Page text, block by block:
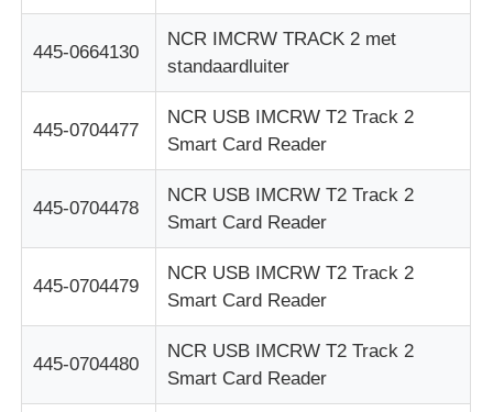
445-0664130
NCR IMCRW TRACK 2 met
standaardluiter
445-0704477
NCR USB IMCRW T2 Track 2
Smart Card Reader
445-0704478
NCR USB IMCRW T2 Track 2
Smart Card Reader
445-0704479
NCR USB IMCRW T2 Track 2
Smart Card Reader
445-0704480
NCR USB IMCRW T2 Track 2
Smart Card Reader